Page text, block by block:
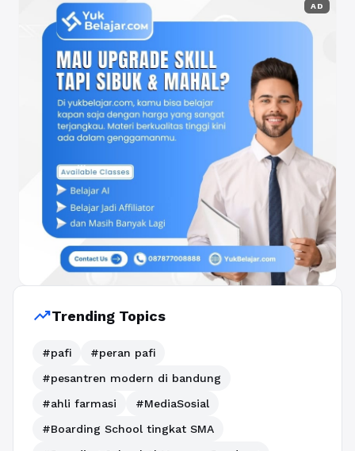
AD
trending_upTrending Topics
#pafi
#peran pafi
#pesantren modern di bandung
#ahli farmasi
#MediaSosial
#Boarding School tingkat SMA